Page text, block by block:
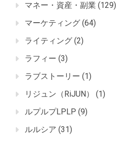
マネー・資産・副業 (129)
マーケティング (64)
ライティング (2)
ラフィー (3)
ラブストーリー (1)
リジュン（RiJUN）
(1)
ルプルプLPLP (9)
ルルシア (31)